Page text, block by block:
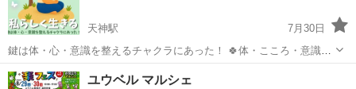
天神駅
7月30日
鍵は体・心・意識を整えるチャクラにあった！ 🍀体・こころ・意識を
整え「自分軸」をたてる通常体験会 自分軸をチェック!! ⭐︎自分軸と
は！20分、トレーニング80分+チャクラチェック 開催日:8/4（火）、
福岡 福岡市 天神駅
ユウベル マルシェ